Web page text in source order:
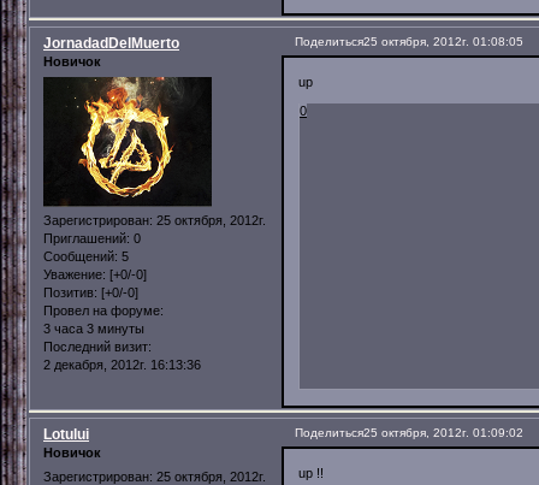
Поделиться25 октября, 2012г. 01:08:05
JornadadDelMuerto
Новичок
Зарегистрирован: 25 октября, 2012г.
Приглашений: 0
Сообщений: 5
Уважение: [+0/-0]
Позитив: [+0/-0]
Провел на форуме:
3 часа 3 минуты
Последний визит:
2 декабря, 2012г. 16:13:36
up
0
Поделиться25 октября, 2012г. 01:09:02
Lotului
Новичок
Зарегистрирован: 25 октября, 2012г.
up !!